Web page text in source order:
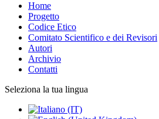
Home
Progetto
Codice Etico
Comitato Scientifico e dei Revisori
Autori
Archivio
Contatti
Seleziona la tua lingua